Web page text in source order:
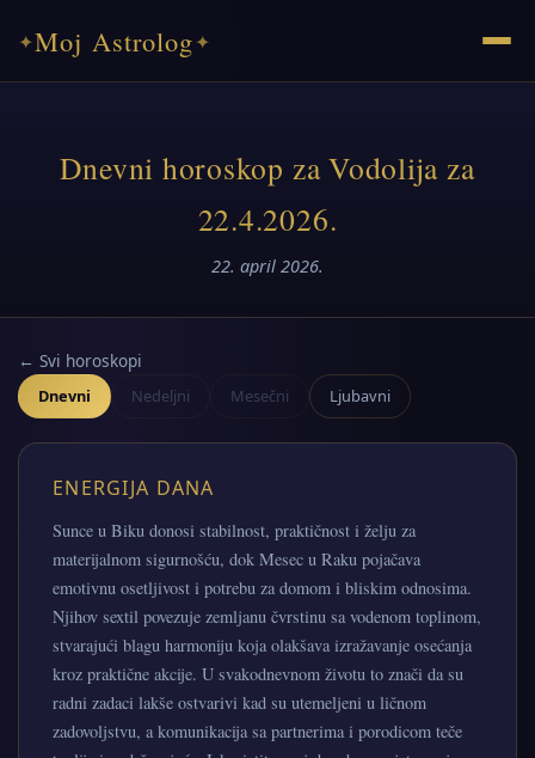
✦Moj Astrolog✦
Dnevni horoskop za Vodolija za
22.4.2026.
22. april 2026.
← Svi horoskopi
Dnevni Nedeljni Mesečni Ljubavni
ENERGIJA DANA
Sunce u Biku donosi stabilnost, praktičnost i želju za
materijalnom sigurnošću, dok Mesec u Raku pojačava
emotivnu osetljivost i potrebu za domom i bliskim odnosima.
Njihov sextil povezuje zemljanu čvrstinu sa vodenom toplinom,
stvarajući blagu harmoniju koja olakšava izražavanje osećanja
kroz praktične akcije. U svakodnevnom životu to znači da su
radni zadaci lakše ostvarivi kad su utemeljeni u ličnom
zadovoljstvu, a komunikacija sa partnerima i porodicom teče